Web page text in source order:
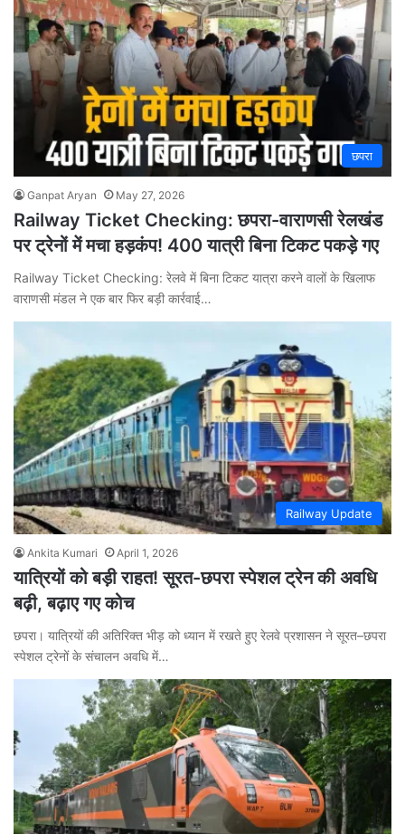
छपरा
Ganpat Aryan May 27, 2026
Railway Ticket Checking: छपरा-वाराणसी रेलखंड
पर ट्रेनों में मचा हड़कंप! 400 यात्री बिना टिकट पकड़े गए
Railway Ticket Checking: रेलवे में बिना टिकट यात्रा करने वालों के खिलाफ
वाराणसी मंडल ने एक बार फिर बड़ी कार्रवाई…
Railway Update
Ankita Kumari April 1, 2026
यात्रियों को बड़ी राहत! सूरत-छपरा स्पेशल ट्रेन की अवधि
बढ़ी, बढ़ाए गए कोच
छपरा। यात्रियों की अतिरिक्त भीड़ को ध्यान में रखते हुए रेलवे प्रशासन ने सूरत–छपरा
स्पेशल ट्रेनों के संचालन अवधि में…